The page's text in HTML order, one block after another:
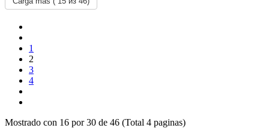
1
2
3
4
Mostrado con 16 por 30 de 46 (Total 4 paginas)